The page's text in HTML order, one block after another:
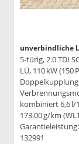
unverbindliche
5-türig, 2.0 TDI
LÜ, 110 kW (150
kombiniert 6,6 l/
173.00 g/km
132991